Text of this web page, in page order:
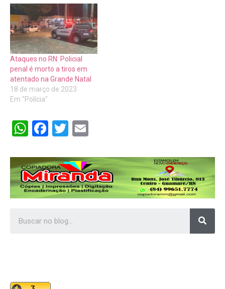
Ataques no RN: Policial
penal é morto a tiros em
atentado na Grande Natal
18 de março de 2023
Em "Polícia"
WhatsApp
Facebook
Twitter